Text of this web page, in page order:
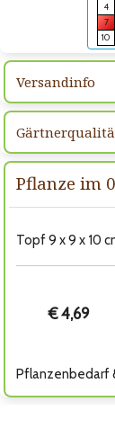
4
7
10
Versandinfo
Pflanze im
Topf 9 x 9 x 10
€ 4,69
Pflanzenbedarf